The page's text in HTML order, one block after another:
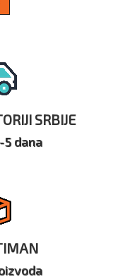
SRBIJE
5 dana